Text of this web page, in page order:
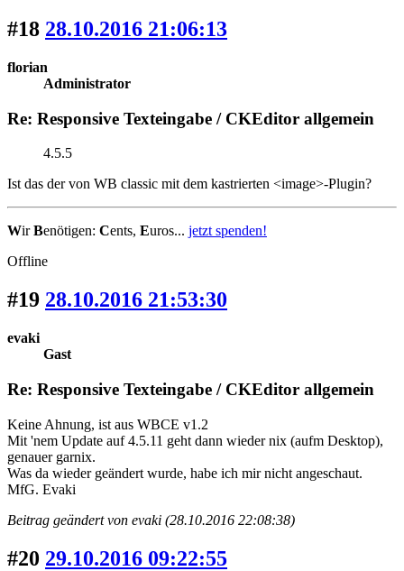
#18 28.10.2016 21:06:13
florian
Administrator
Re: Responsive Texteingabe / CKEditor allgemein
4.5.5
Ist das der von WB classic mit dem kastrierten <image>-Plugin?
WirBenötigen: Cents, Euros... jetzt spenden!
Offline
#19 28.10.2016 21:53:30
evaki
Gast
Re: Responsive Texteingabe / CKEditor allgemein
Keine Ahnung, ist aus WBCE v1.2
Mit 'nem Update auf 4.5.11 geht dann wieder nix (aufm Desktop),
genauer garnix.
Was da wieder geändert wurde, habe ich mir nicht angeschaut.
MfG. Evaki
Beitrag geändert von evaki (28.10.2016 22:08:38)
#20 29.10.2016 09:22:55